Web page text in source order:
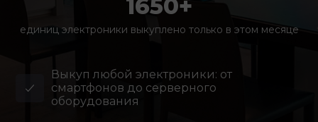
1650+
единиц электроники выкуплено только в этом месяце
Выкуп любой электроники: от
смартфонов до серверного
оборудования